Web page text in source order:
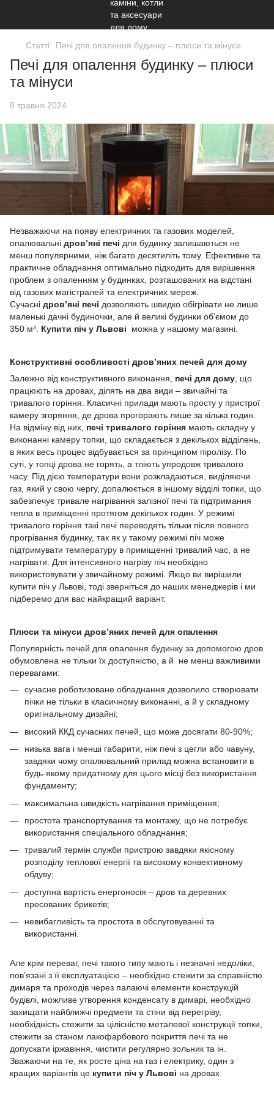
Статті Печі для опалення будинку – плюси та мінуси
Печі для опалення будинку – плюси
та мінуси
8 травня 2024
Незважаючи на появу електричних та газових моделей,
опалювальні дров’яні печі для будинку залишаються не
менш популярними, ніж багато десятиліть тому. Ефективне та
практичне обладнання оптимально підходить для вирішення
проблем з опаленням у будинках, розташованих на відстані
від газових магістралей та електричних мереж.
Сучасні дров’яні печі дозволяють швидко обігрівати не лише
маленькі дачні будиночки, але й великі будинки об’ємом до
350 м³. Купити піч у Львові можна у нашому магазині.
Конструктивні особливості дров’яних печей для дому
Залежно від конструктивного виконання, печі для дому, що
працюють на дровах, ділять на два види – звичайні та
тривалого горіння. Класичні прилади мають просту у пристрої
камеру згоряння, де дрова прогорають лише за кілька годин.
На відміну від них, печі тривалого горіння мають складну у
виконанні камеру топки, що складається з декількох відділень,
в яких весь процес відбувається за принципом піролізу. По
суті, у топці дрова не горять, а тліють упродовж тривалого
часу. Під дією температури вони розкладаються, виділяючи
газ, який у свою чергу, допалюється в іншому відділі топки, що
забезпечує тривале нагрівання залізної печі та підтримання
тепла в приміщенні протягом декількох годин. У режимі
тривалого горіння такі печі переводять тільки після повного
прогрівання будинку, так як у такому режимі піч може
підтримувати температуру в приміщенні тривалий час, а не
нагрівати. Для інтенсивного нагріву піч необхідно
використовувати у звичайному режимі. Якщо ви вирішили
купити піч у Львові, тоді зверніться до наших менеджерів і ми
підберемо для вас найкращий варіант.
Плюси та мінуси дров’яних печей для опалення
Популярність печей для опалення будинку за допомогою дров
обумовлена ​​не тільки їх доступністю, а й не менш важливими
перевагами:
сучасне роботизоване обладнання дозволило створювати
пічки не тільки в класичному виконанні, а й у складному
оригінальному дизайні;
високий ККД сучасних печей, що може досягати 80-90%;
низька вага і менші габарити, ніж печі з цегли або чавуну,
завдяки чому опалювальний прилад можна встановити в
будь-якому придатному для цього місці без використання
фундаменту;
максимальна швидкість нагрівання приміщення;
простота транспортування та монтажу, що не потребує
використання спеціального обладнання;
тривалий термін служби пристрою завдяки якісному
розподілу теплової енергії та високому конвективному
обдуву;
доступна вартість енергоносія – дров та деревних
пресованих брикетів;
невибагливість та простота в обслуговуванні та
використанні.
Але крім переваг, печі такого типу мають і незначні недоліки,
пов’язані з її експлуатацією – необхідно стежити за справністю
димаря та проходів через палаючі елементи конструкцій
будівлі, можливе утворення конденсату в димарі, необхідно
захищати найближчі предмети та стіни від перегріву,
необхідність стежити за цілісністю металевої конструкції топки,
стежити за станом лакофарбового покриття печі та не
допускати іржавіння, чистити регулярно зольник та ін.
Зважаючи на те, як росте ціна на газ і електрику, один з
кращих варіантів це купити піч у Львові на дровах.